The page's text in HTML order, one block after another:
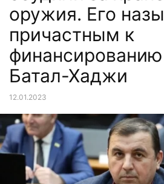
оружия. Его
причастным к
Батал-Хаджи
12.01.2023